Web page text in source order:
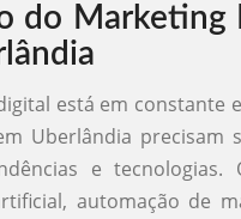
do Marketing
está em constante
Uberlândia precisam
e tecnologias.
automação de